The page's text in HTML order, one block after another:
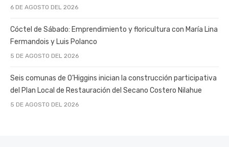
6 DE AGOSTO DEL 2026
Cóctel de Sábado: Emprendimiento y floricultura con María Lina
Fermandois y Luis Polanco
5 DE AGOSTO DEL 2026
Seis comunas de O’Higgins inician la construcción participativa
del Plan Local de Restauración del Secano Costero Nilahue
5 DE AGOSTO DEL 2026